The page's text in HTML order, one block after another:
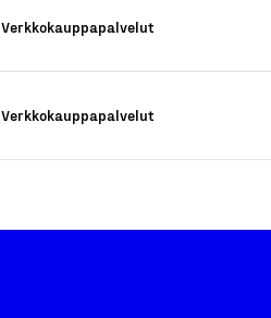
Verkkokauppapalvelut
Verkkokauppapalvelut